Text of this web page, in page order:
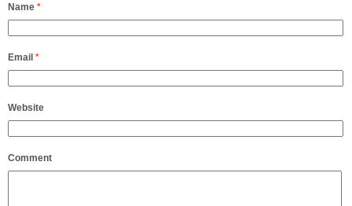
Name *
Email *
Website
Comment